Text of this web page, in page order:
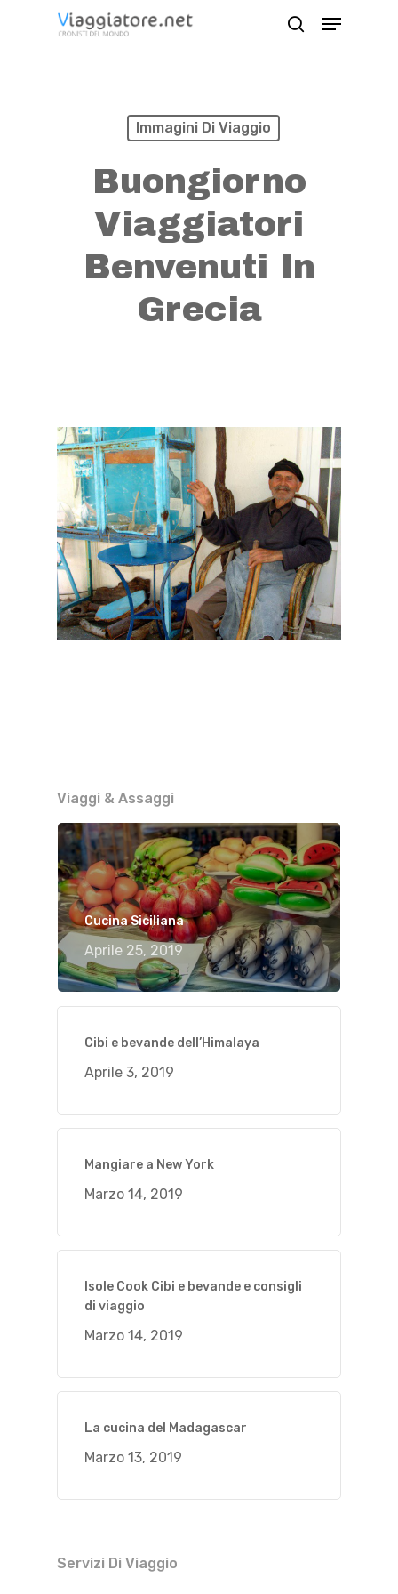
Menu
Immagini Di Viaggio
Buongiorno
Viaggiatori
Benvenuti In
Grecia
Viaggi & Assaggi
Cucina Siciliana
Aprile 25, 2019
Cibi e bevande dell’Himalaya
Aprile 3, 2019
Mangiare a New York
Marzo 14, 2019
Isole Cook Cibi e bevande e consigli
di viaggio
Marzo 14, 2019
La cucina del Madagascar
Marzo 13, 2019
Servizi Di Viaggio